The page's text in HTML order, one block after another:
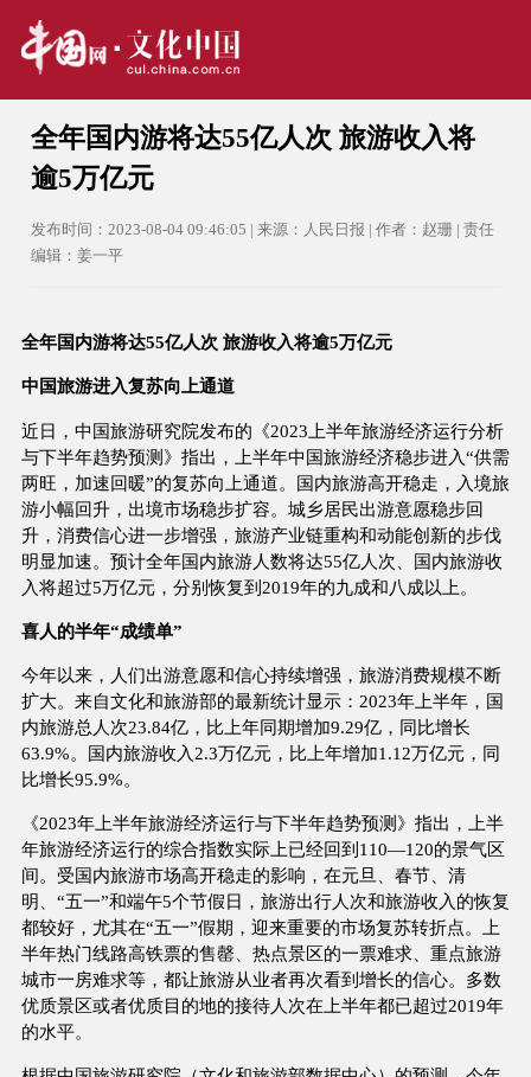
全年国内游将达55亿人次 旅游收入将
逾5万亿元
发布时间：2023-08-04 09:46:05 | 来源：人民日报 | 作者：赵珊 | 责任
编辑：姜一平
全年国内游将达55亿人次 旅游收入将逾5万亿元
中国旅游进入复苏向上通道
近日，中国旅游研究院发布的《2023上半年旅游经济运行分析
与下半年趋势预测》指出，上半年中国旅游经济稳步进入“供需
两旺，加速回暖”的复苏向上通道。国内旅游高开稳走，入境旅
游小幅回升，出境市场稳步扩容。城乡居民出游意愿稳步回
升，消费信心进一步增强，旅游产业链重构和动能创新的步伐
明显加速。预计全年国内旅游人数将达55亿人次、国内旅游收
入将超过5万亿元，分别恢复到2019年的九成和八成以上。
喜人的半年“成绩单”
今年以来，人们出游意愿和信心持续增强，旅游消费规模不断
扩大。来自文化和旅游部的最新统计显示：2023年上半年，国
内旅游总人次23.84亿，比上年同期增加9.29亿，同比增长
63.9%。国内旅游收入2.3万亿元，比上年增加1.12万亿元，同
比增长95.9%。
《2023年上半年旅游经济运行与下半年趋势预测》指出，上半
年旅游经济运行的综合指数实际上已经回到110—120的景气区
间。受国内旅游市场高开稳走的影响，在元旦、春节、清
明、“五一”和端午5个节假日，旅游出行人次和旅游收入的恢复
都较好，尤其在“五一”假期，迎来重要的市场复苏转折点。上
半年热门线路高铁票的售罄、热点景区的一票难求、重点旅游
城市一房难求等，都让旅游从业者再次看到增长的信心。多数
优质景区或者优质目的地的接待人次在上半年都已超过2019年
的水平。